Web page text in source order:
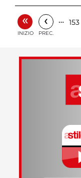
«
INIZIO
‹
PREC.
… 153